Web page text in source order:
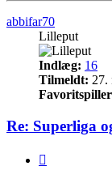
abbifar70
Lilleput
Indlæg: 16
Tilmeldt: 27.
Re: Superliga